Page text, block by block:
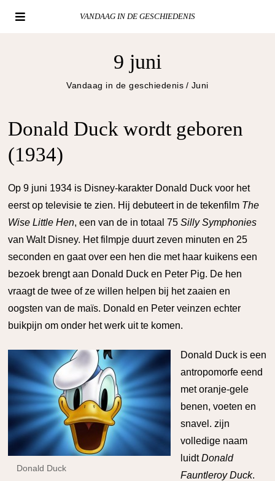
VANDAAG IN DE GESCHIEDENIS
9 juni
Vandaag in de geschiedenis / Juni
Donald Duck wordt geboren
(1934)
Op 9 juni 1934 is Disney-karakter Donald Duck voor het
eerst op televisie te zien. Hij debuteert in de tekenfilm The
Wise Little Hen, een van de in totaal 75Silly Symphonies
van Walt Disney. Het filmpje duurt zeven minuten en 25
seconden en gaat over een hen die met haar kuikens een
bezoek brengt aan Donald Duck en Peter Pig. De hen
vraagt de twee of ze willen helpen bij het zaaien en
oogsten van de maïs. Donald en Peter veinzen echter
buikpijn om onder het werk uit te komen.
Donald Duck
Donald Duck is een
antropomorfe eend
met oranje-gele
benen, voeten en
snavel. zijn
volledige naam
luidtDonald
Fauntleroy Duck.